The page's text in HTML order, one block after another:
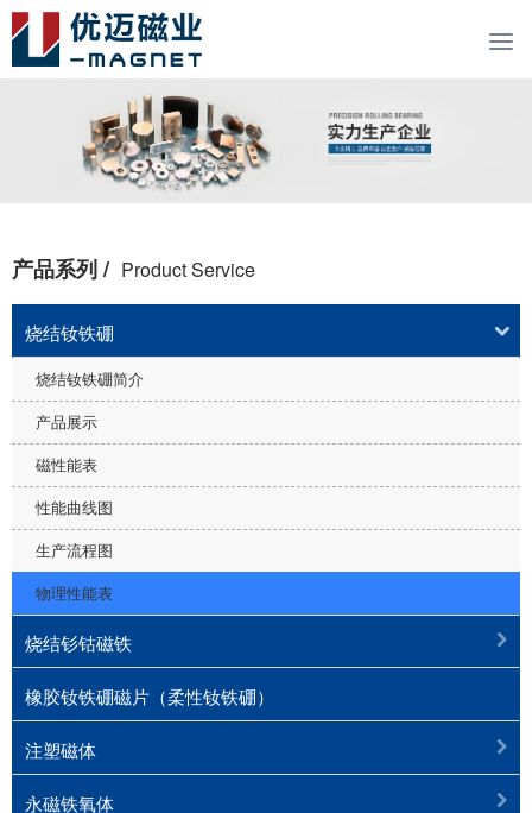
产品系列 / Product Service
烧结钕铁硼
烧结钕铁硼简介
产品展示
磁性能表
性能曲线图
生产流程图
物理性能表
烧结钐钴磁铁
橡胶钕铁硼磁片（柔性钕铁硼）
注塑磁体
永磁铁氧体